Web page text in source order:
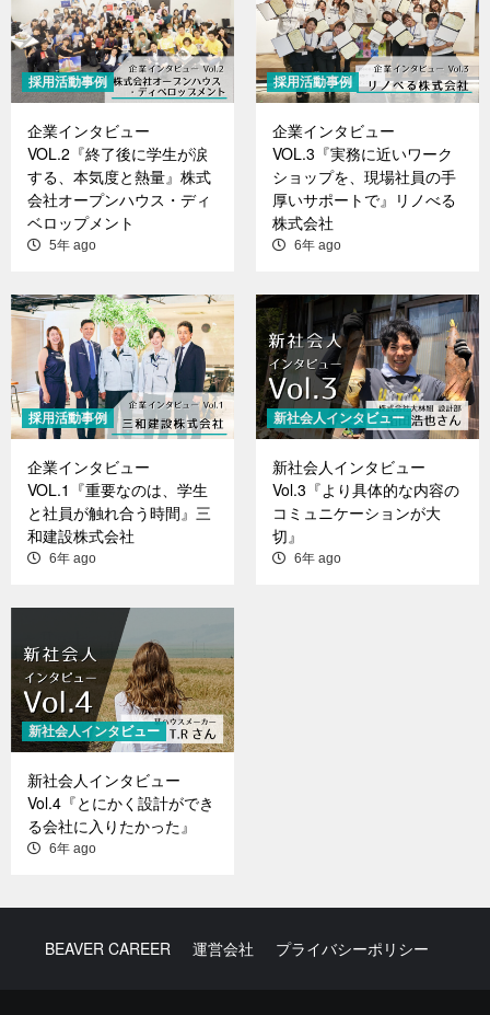
採用活動事例
企業インタビュー
VOL.2『終了後に学生が涙
する、本気度と熱量』株式
会社オープンハウス・ディ
ベロップメント
5年 ago
採用活動事例
企業インタビュー
VOL.3『実務に近いワーク
ショップを、現場社員の手
厚いサポートで』リノべる
株式会社
6年 ago
採用活動事例
企業インタビュー
VOL.1『重要なのは、学生
と社員が触れ合う時間』三
和建設株式会社
6年 ago
新社会人インタビュー
新社会人インタビュー
Vol.3『より具体的な内容の
コミュニケーションが大
切』
6年 ago
新社会人インタビュー
新社会人インタビュー
Vol.4『とにかく設計ができ
る会社に入りたかった』
6年 ago
BEAVER CAREER 運営会社 プライバシーポリシー